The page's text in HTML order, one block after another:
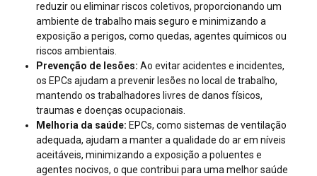
reduzir ou eliminar riscos coletivos, proporcionando um
ambiente de trabalho mais seguro e minimizando a
exposição a perigos, como quedas, agentes químicos ou
riscos ambientais.
Prevenção de lesões: Ao evitar acidentes e incidentes,
os EPCs ajudam a prevenir lesões no local de trabalho,
mantendo os trabalhadores livres de danos físicos,
traumas e doenças ocupacionais.
Melhoria da saúde: EPCs, como sistemas de ventilação
adequada, ajudam a manter a qualidade do ar em níveis
aceitáveis, minimizando a exposição a poluentes e
agentes nocivos, o que contribui para uma melhor saúde